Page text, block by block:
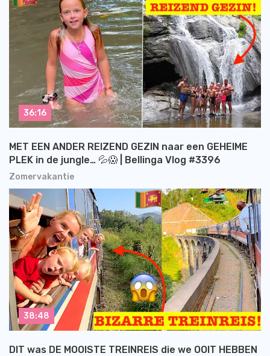
Zomervakantie
MET EEN ANDER REIZEND GEZIN naar een GEHEIME
PLEK in de jungle… 💦😱 | Bellinga Vlog #3396
36:16
DIT was DE MOOISTE TREINREIS die we OOIT HEBBEN
38:48